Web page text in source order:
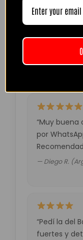
“Camiseta
tardó unos
Volveré a
— Laura M.
“Muy buena
por
— Diego R.
“Pedí la del
fuertes y